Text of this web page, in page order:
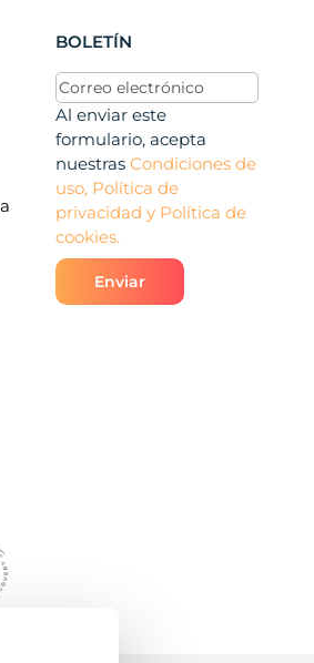
BOLETÍN
Correo
electrónico(Obligatorio)
Al enviar este
formulario, acepta
nuestras Condiciones de
uso, Política de
privacidad y Política de
cookies.